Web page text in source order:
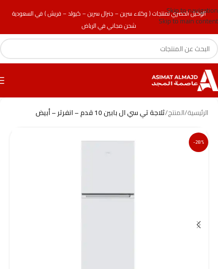
الوكيل الحصري لمنتجات ( وكلاء سرين – جنرال سرين – كيولد – فريش ) في السعودية
شحن مجاني في الرياض
Skip to navigation
Skip to main content
الرئيسية/المنتج/ثلاجة تي سي ال بابين 10 قدم – انفرتر – أبيض
-28%